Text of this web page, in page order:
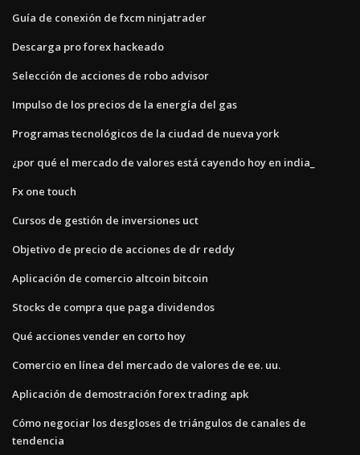
Guía de conexión de fxcm ninjatrader
Descarga pro forex hackeado
Selección de acciones de robo advisor
Impulso de los precios de la energía del gas
Programas tecnológicos de la ciudad de nueva york
¿por qué el mercado de valores está cayendo hoy en india_
Fx one touch
Cursos de gestión de inversiones uct
Objetivo de precio de acciones de dr reddy
Aplicación de comercio altcoin bitcoin
Stocks de compra que paga dividendos
Qué acciones vender en corto hoy
Comercio en línea del mercado de valores de ee. uu.
Aplicación de demostración forex trading apk
Cómo negociar los desgloses de triángulos de canales de
tendencia